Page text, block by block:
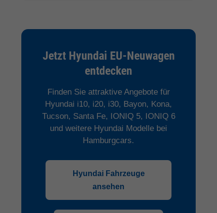
Jetzt Hyundai EU-Neuwagen
entdecken
Finden Sie attraktive Angebote für
Hyundai i10, i20, i30, Bayon, Kona,
Tucson, Santa Fe, IONIQ 5, IONIQ 6
und weitere Hyundai Modelle bei
Hamburgcars.
Hyundai Fahrzeuge
ansehen